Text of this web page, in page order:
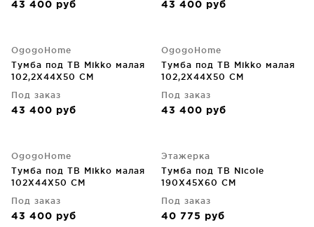
43 400 руб 43 400 руб
OgogoHome
Тумба под ТВ Mikko малая
102,2X44X50 CM
Под заказ
43 400 руб
OgogoHome
Тумба под ТВ Mikko малая
102,2X44X50 CM
Под заказ
43 400 руб
OgogoHome
Тумба под ТВ Mikko малая
102X44X50 CM
Под заказ
43 400 руб
Этажерка
Тумба под ТВ Nicole
190X45X60 CM
Под заказ
40 775 руб